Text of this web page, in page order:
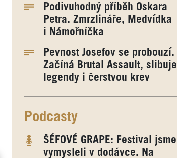
Podivuhodný příběh Oskara
Petra. Zmrzlináře, Medvídka
i Námořníčka
Pevnost Josefov se probouzí.
Začíná Brutal Assault, slibuje
legendy i čerstvou krev
Podcasty
ŠÉFOVÉ GRAPE: Festival jsme
vymysleli v dodávce. Na